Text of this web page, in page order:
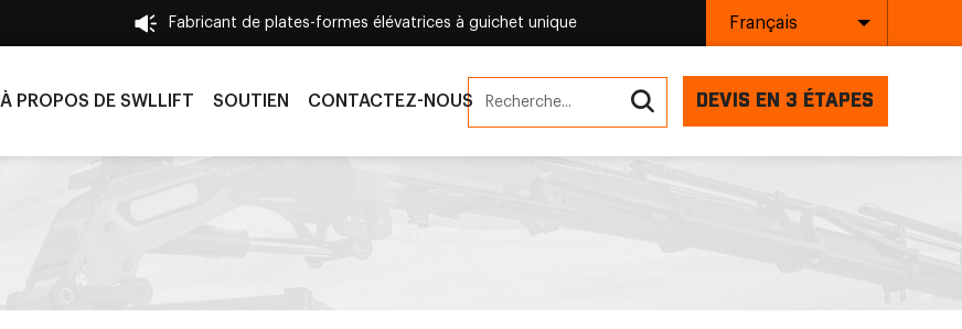
Fabricant de plates-formes élévatrices à guichet unique Français
À PROPOS DE SWLLIFT SOUTIEN CONTACTEZ-NOUS DEVIS EN 3 ÉTAPES